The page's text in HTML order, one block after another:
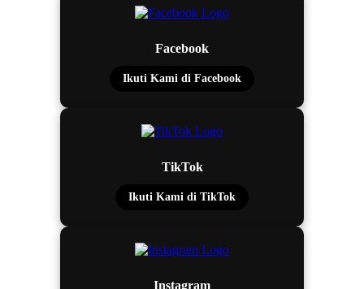
Facebook
Ikuti Kami di Facebook
TikTok
Ikuti Kami di TikTok
Instagram